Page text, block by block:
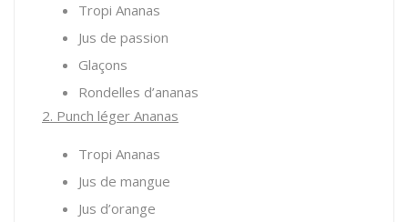
Tropi Ananas
Jus de passion
Glaçons
Rondelles d’ananas
2. Punch léger Ananas
Tropi Ananas
Jus de mangue
Jus d’orange